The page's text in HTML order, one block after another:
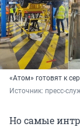
«Атом» готовят к
Источник: пресс-
Но самые